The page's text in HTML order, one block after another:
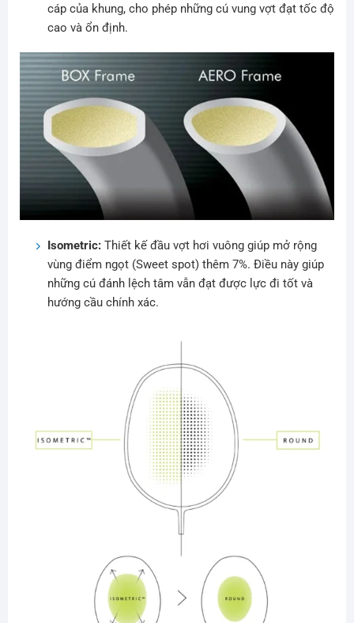
cáp của khung, cho phép những cú vung vợt đạt tốc độ
cao và ổn định.
Isometric:Thiết kế đầu vợt hơi vuông giúp mở rộng
vùng điểm ngọt (Sweet spot) thêm 7%. Điều này giúp
những cú đánh lệch tâm vẫn đạt được lực đi tốt và
hướng cầu chính xác.